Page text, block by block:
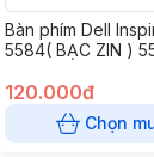
Bàn phím Dell
5584( BẠC ZIN )
P97F 7501 7591
120.000đ
Chọn